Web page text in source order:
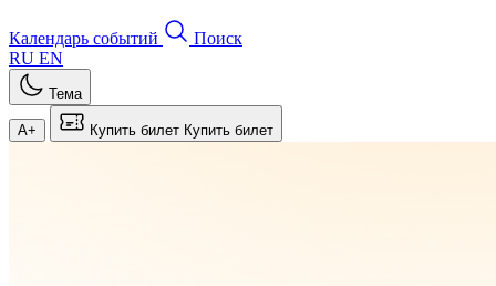
Календарь событий
Поиск
RU EN
Тема
A+ Купить билет Купить билет